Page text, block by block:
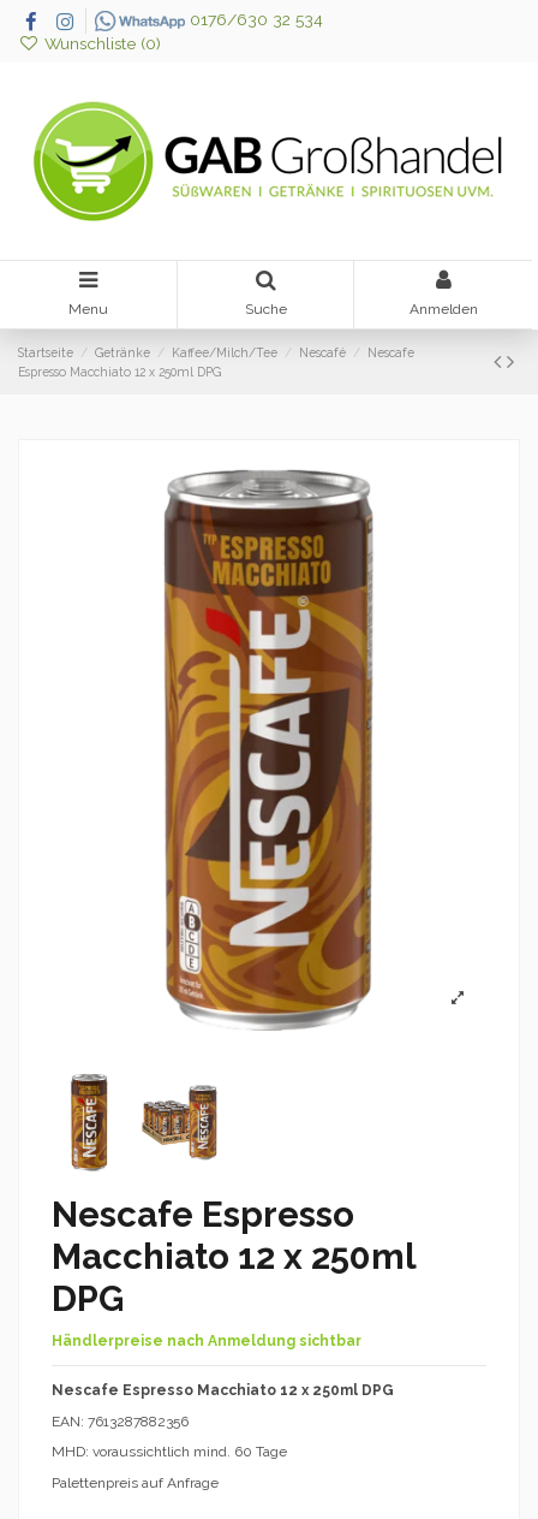
0176/630 32 534
Wunschliste (0)
Menu Suche Anmelden
Startseite Getränke Kaffee/Milch/Tee Nescafé
Nescafe
Espresso Macchiato 12 x 250ml DPG
Nescafe Espresso
Macchiato 12 x 250ml
DPG
Händlerpreise nach Anmeldung sichtbar
Nescafe Espresso Macchiato 12 x 250ml DPG
EAN: 7613287882356
MHD: voraussichtlich mind. 60 Tage
Palettenpreis auf Anfrage